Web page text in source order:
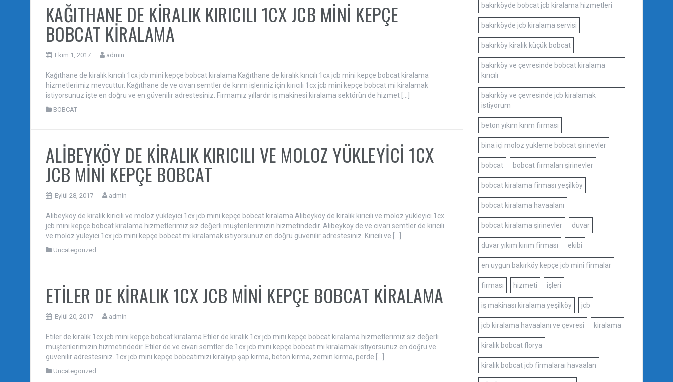
KAĞITHANE DE KİRALIK KIRICILI 1CX JCB MİNİ KEPÇE
BOBCAT KİRALAMA
Ekim 1, 2017 admin
Kağıthane de kiralık kırıcılı 1cx jcb mini kepçe bobcat kiralama Kağıthane de kiralık kırıcılı 1cx jcb mini kepçe bobcat kiralama
hizmetlerimiz mevcuttur. Kağıthane de ve civarı semtler de kırım işleriniz için kırıcılı 1cx jcb mini kepçe bobcat mi kiralamak
istiyorsunuz işte en doğru ve en güvenilir adrestesiniz. Firmamız yıllardır iş makinesi kiralama sektörün de hizmet […]
BOBCAT
ALİBEYKÖY DE KİRALIK KIRICILI VE MOLOZ YÜKLEYİCİ 1CX
JCB MİNİ KEPÇE BOBCAT
Eylül 28, 2017 admin
Alibeyköy de kiralık kırıcılı ve moloz yükleyici 1cx jcb mini kepçe bobcat kiralama Alibeyköy de kiralık kırıcılı ve moloz yükleyici 1cx
jcb mini kepçe bobcat kiralama hizmetlerimiz siz değerli müşterilerimizin hizmetindedir. Alibeyköy de ve civarı semtler de kırıcılı
ve moloz yüleyici 1cx jcb mini kepçe bobcat mi kiralamak istiyorsunuz en doğru güvenilir adrestesiniz. Kırıcılı ve […]
Uncategorized
ETİLER DE KİRALIK 1CX JCB MİNİ KEPÇE BOBCAT KİRALAMA
Eylül 20, 2017 admin
Etiler de kiralık 1cx jcb mini kepçe bobcat kiralama Etiler de kiralık 1cx jcb mini kepçe bobcat kiralama hizmetlerimiz siz değerli
müşterilerimizin hizmetindedir. Etiler de ve civarı semtler de 1cx jcb mini kepçe bobcat mi kiralamak istiyorsunuz en doğru ve
güvenilir adrestesiniz. 1cx jcb mini kepçe bobcatimizi kiralıyıp şap kırma, beton kırma, zemin kırma, perde […]
Uncategorized
bakırköyde bobcat jcb kiralama hizmetleri
bakırköyde jcb kiralama servisi
bakırköy kiralık küçük bobcat
bakırköy ve çevresinde bobcat kiralama
kırıcılı
bakırköy ve çevresinde jcb kiralamak
istiyorum
beton yıkım kırım firması
bina içi moloz yukleme bobcat şirinevler
bobcat bobcat firmaları şirinevler
bobcat kiralama firması yeşilköy
bobcat kiralama havaalanı
bobcat kiralama şirinevler duvar
duvar yıkım kırım firması ekibi
en uygun bakırköy kepçe jcb mini firmalar
firması hizmeti işleri
iş makinası kiralama yeşilköy jcb
jcb kiralama havaalanı ve çevresi kiralama
kiralık bobcat florya
kiralık bobcat jcb firmalaraı havaalan